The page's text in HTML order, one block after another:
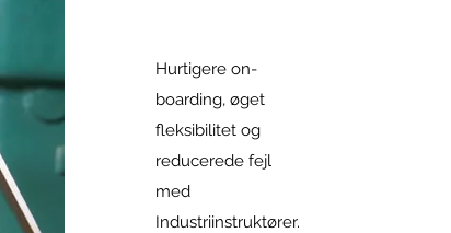
Hurtigere on-
boarding, øget
fleksibilitet og
reducerede fejl
med
Industriinstruktører.